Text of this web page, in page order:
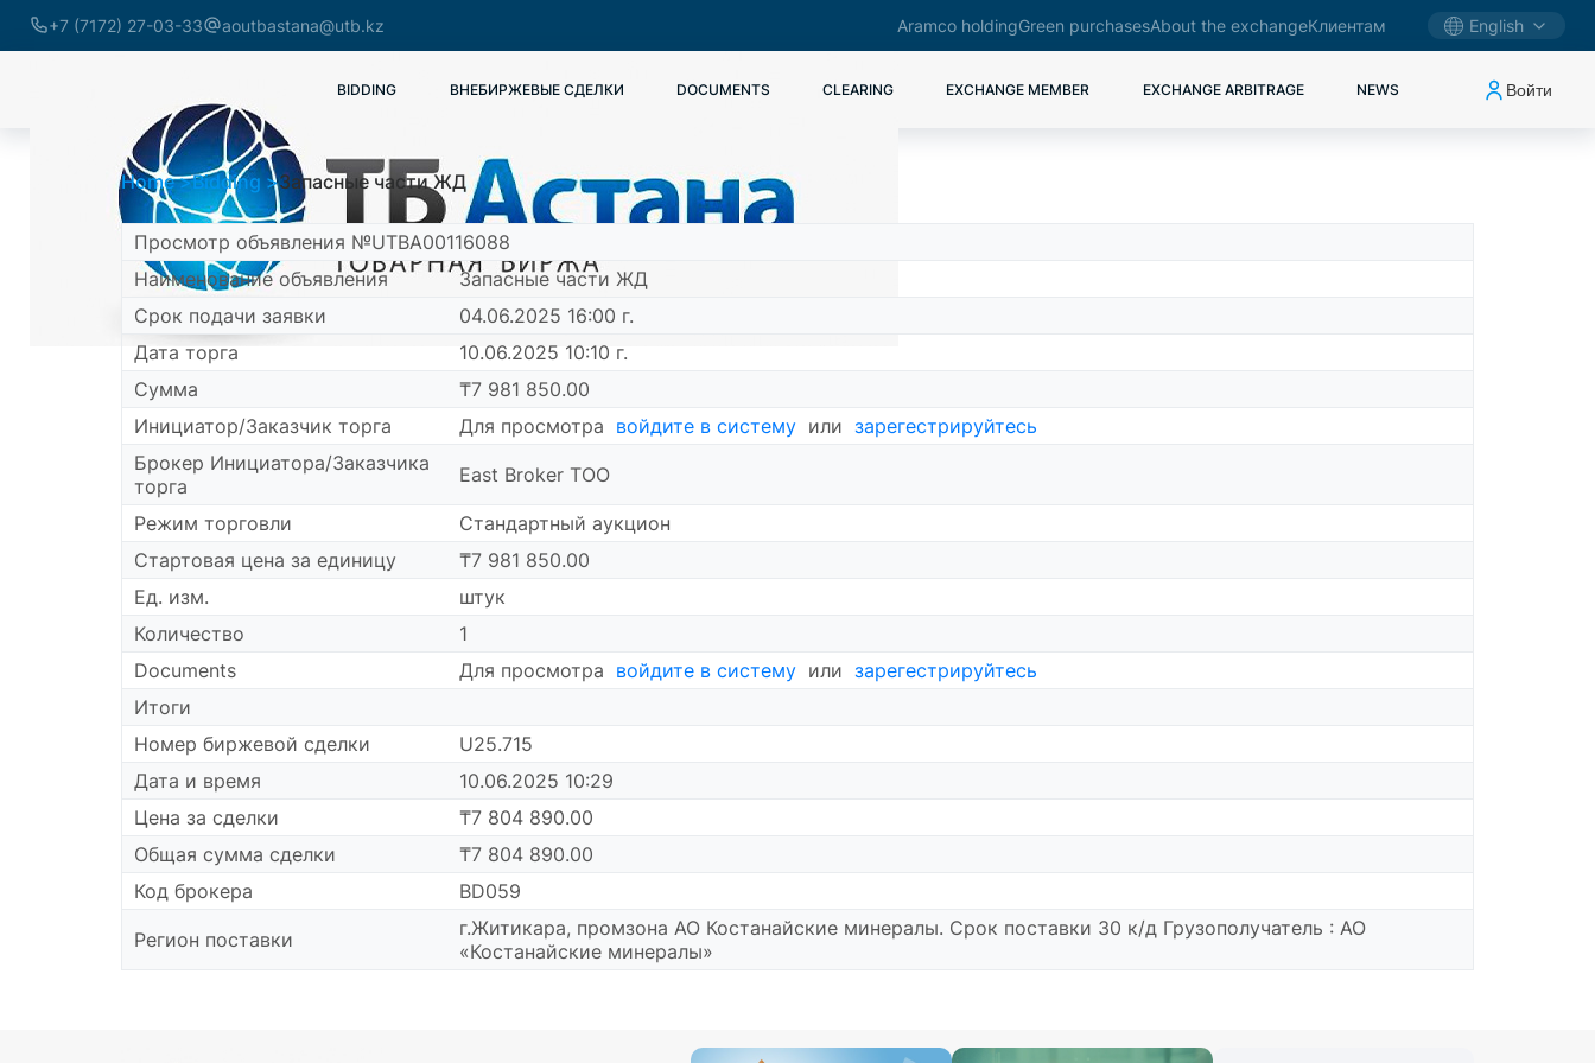
+7 (7172) 27-03-33 aoutbastana@utb.kz Aramco holdingGreen purchasesAbout the exchangeКлиентам English
BIDDING ВНЕБИРЖЕВЫЕ СДЕЛКИ DOCUMENTS CLEARING EXCHANGE MEMBER EXCHANGE ARBITRAGE NEWS Войти
Home Bidding Запасные части ЖД
Просмотр объявления №UTBA00116088
Наименование объявления
Запасные части ЖД
Срок подачи заявки
04.06.2025 16:00 г.
Дата торга
10.06.2025 10:10 г.
Сумма
₸7 981 850.00
Инициатор/Заказчик торга
Для просмотра войдите в систему или зарегестрируйтесь
Брокер Инициатора/Заказчика
торга
East Broker ТОО
Режим торговли
Стандартный аукцион
Cтартовая цена за единицу
₸7 981 850.00
Ед. изм.
штук
Количество
1
Documents
Для просмотра войдите в систему или зарегестрируйтесь
Итоги
Номер биржевой сделки
U25.715
Дата и время
10.06.2025 10:29
Цена за сделки
₸7 804 890.00
Общая сумма сделки
₸7 804 890.00
Код брокера
BD059
Регион поставки
г.Житикара, промзона АО Костанайские минералы. Срок поставки 30 к/д Грузополучатель : АО
«Костанайские минералы»